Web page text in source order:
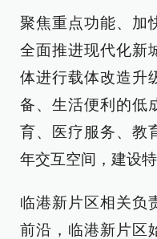
聚焦重点功能、加
全面推进现代化
体进行载体改造升
备、生活便利的低
育、医疗服务、教
年交互空间，建设
临港新片区相关负
前沿，临港新片区